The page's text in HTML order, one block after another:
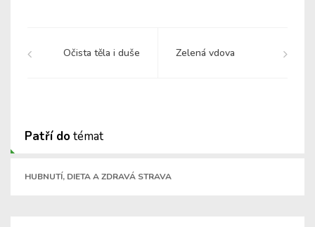
Očista těla i duše Zelená vdova
Patří dotémat
HUBNUTÍ, DIETA A ZDRAVÁ STRAVA